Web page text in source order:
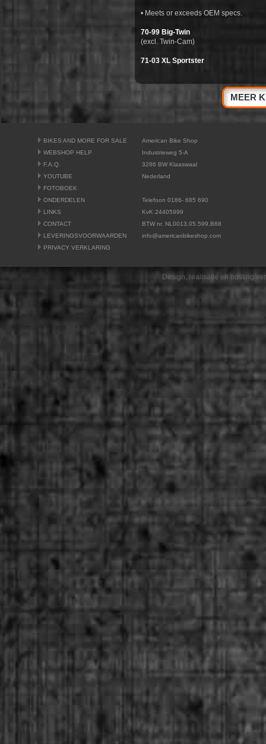
• Meets or exceeds OEM specs.
70-99 Big-Twin
(excl. Twin-Cam)
71-03 XL Sportster
MEER
BIKES AND MORE FOR SALE
WEBSHOP HELP
F.A.Q.
YOUTUBE
FOTOBOEK
ONDERDELEN
LINKS
CONTACT
LEVERINGSVOORWAARDEN
PRIVACY VERKLARING
American Bike Shop
Industrieweg 5-A
3286 BW Klaaswaal
Nederland
Telefoon 0186- 685 690
KvK 24405999
BTW nr. NL0013.05.599.B68
info@americanbikeshop.com
Design, realisatie en hosting